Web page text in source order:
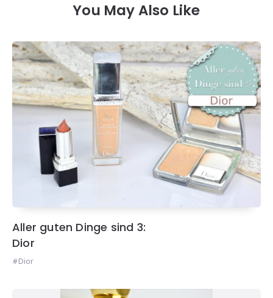
You May Also Like
Aller guten Dinge sind 3:
Dior
Dior